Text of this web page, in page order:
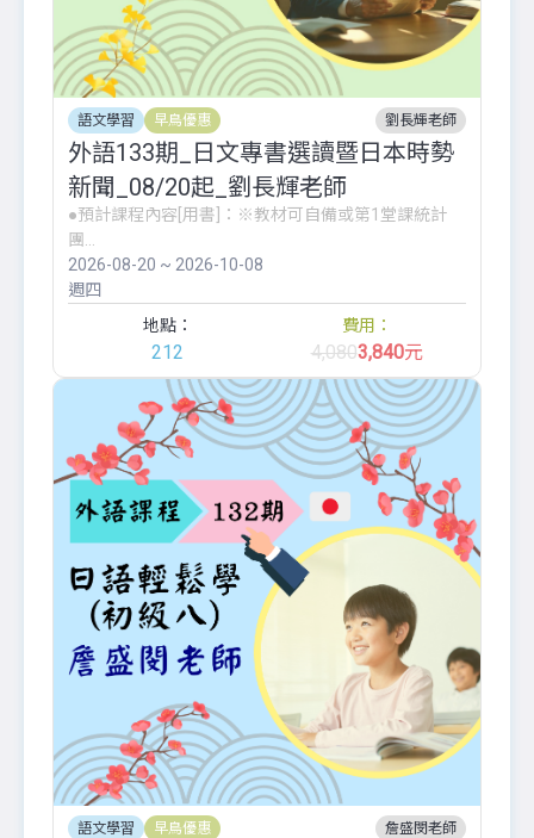
語文學習 早鳥優惠 劉長輝老師
外語133期_日文專書選讀暨日本時勢
新聞_08/20起_劉長輝老師
●預計課程內容[用書]：※教材可自備或第1堂課統計
團...
2026-08-20 ~ 2026-10-08
週四
地點：
212
費用：
4,0803,840元
語文學習 早鳥優惠 詹盛閔老師